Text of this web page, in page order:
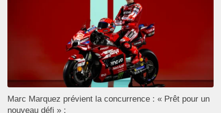
Marc Marquez prévient la concurrence : « Prêt pour un
nouveau défi » ;